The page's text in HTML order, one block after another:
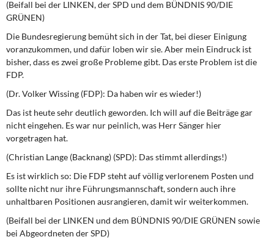
(Beifall bei der LINKEN, der SPD und dem BÜNDNIS 90/DIE
GRÜNEN)
Die Bundesregierung bemüht sich in der Tat, bei dieser Einigung
voranzukommen, und dafür loben wir sie. Aber mein Eindruck ist
bisher, dass es zwei große Probleme gibt. Das erste Problem ist die
FDP.
(Dr. Volker Wissing (FDP): Da haben wir es wieder!)
Das ist heute sehr deutlich geworden. Ich will auf die Beiträge gar
nicht eingehen. Es war nur peinlich, was Herr Sänger hier
vorgetragen hat.
(Christian Lange (Backnang) (SPD): Das stimmt allerdings!)
Es ist wirklich so: Die FDP steht auf völlig verlorenem Posten und
sollte nicht nur ihre Führungsmannschaft, sondern auch ihre
unhaltbaren Positionen ausrangieren, damit wir weiterkommen.
(Beifall bei der LINKEN und dem BÜNDNIS 90/DIE GRÜNEN sowie
bei Abgeordneten der SPD)